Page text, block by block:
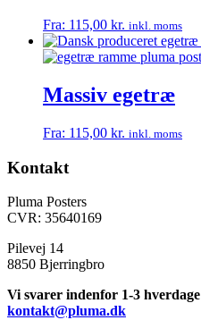
Fra: 115,00 kr. inkl. moms
Massiv egetræ
Fra: 115,00 kr. inkl. moms
Kontakt
Pluma Posters
CVR: 35640169
Pilevej 14
8850 Bjerringbro
Vi svarer indenfor 1-3 hverdage
kontakt@pluma.dk